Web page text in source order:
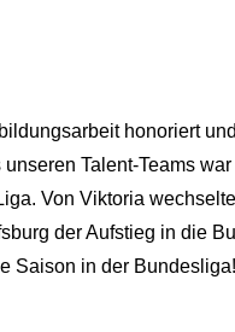
honoriert
Talent-Teams
Von Viktoria
der Aufstieg in die
Saison in der Bundesliga!